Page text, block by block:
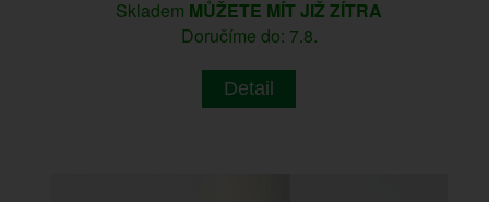
Skladem MŮŽETE MÍT JIŽ ZÍTRA
Doručíme do: 7.8.
Detail